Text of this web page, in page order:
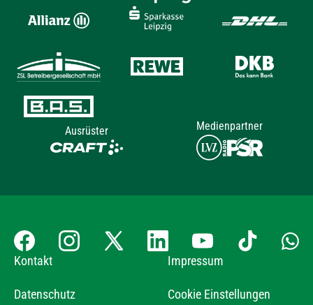
Ausrüster Medienpartner
Kontakt Impressum
Datenschutz Cookie Einstellungen